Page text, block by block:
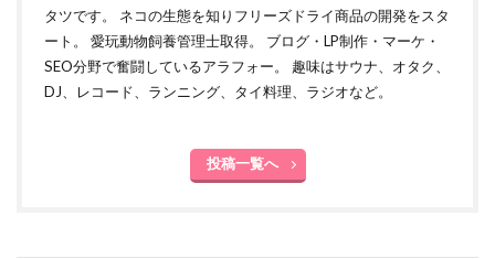
タツです。 ネコの生態を知りフリーズドライ商品の開発をスタ
ート。 愛玩動物飼養管理士取得。 ブログ・LP制作・マーケ・
SEO分野で奮闘しているアラフォー。 趣味はサウナ、オタク、
DJ、レコード、ランニング、タイ料理、ラジオなど。
投稿一覧へ